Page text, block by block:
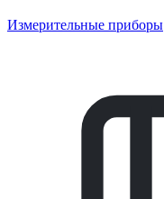
Измерительные приборы